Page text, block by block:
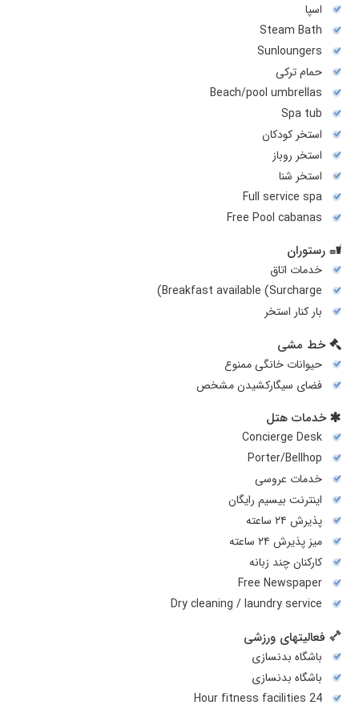
اسپا
Steam Bath
Sunloungers
حمام ترکی
Beach/pool umbrellas
Spa tub
استخر کودکان
استخر روباز
استخر شنا
Full service spa
Free Pool cabanas
رستوران
خدمات اتاق
Breakfast available (Surcharge)
بار کنار استخر
خط مشی
حیوانات خانگی ممنوع
فضای سیگارکشیدن مشخص
خدمات هتل
Concierge Desk
Porter/Bellhop
خدمات عروسی
اینترنت بیسیم رایگان
پذیرش ۲۴ ساعته
میز پذیرش ۲۴ ساعته
کارکنان چند زبانه
Free Newspaper
Dry cleaning / laundry service
فعالیتهای ورزشی
باشگاه بدنسازی
باشگاه بدنسازی
24 Hour fitness facilities